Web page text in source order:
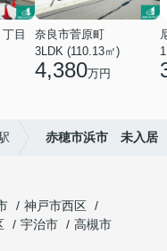
目
奈良市菅原町
3LDK (110.13㎡)
4,380万円
赤穂市浜市 未入居
神戸市西区
宇治市
高槻市